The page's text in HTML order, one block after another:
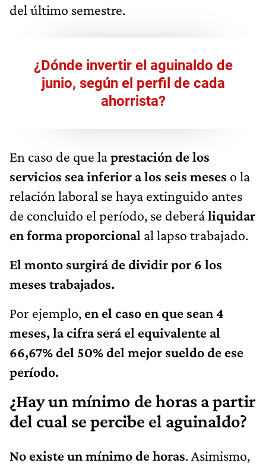
del último semestre.
¿Dónde invertir el aguinaldo de
junio, según el perfil de cada
ahorrista?
En caso de que laprestación de los
servicios sea inferior a los seis meses o la
relación laboral se haya extinguido antes
de concluido el período, se deberáliquidar
en forma proporcional al lapso trabajado.
El monto surgirá de dividir por 6 los
meses trabajados.
Por ejemplo, en el caso en que sean 4
meses, la cifra será el equivalente al
66,67% del 50% del mejor sueldo de ese
período.
¿Hay un mínimo de horas a partir
del cual se percibe el aguinaldo?
No existe un mínimo de horas. Asimismo,